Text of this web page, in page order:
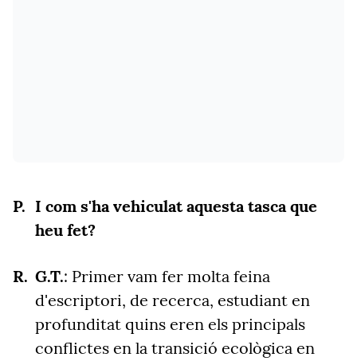
I com s'ha vehiculat aquesta tasca que
heu fet?
G.T.: Primer vam fer molta feina
d'escriptori, de recerca, estudiant en
profunditat quins eren els principals
conflictes en la transició ecològica en